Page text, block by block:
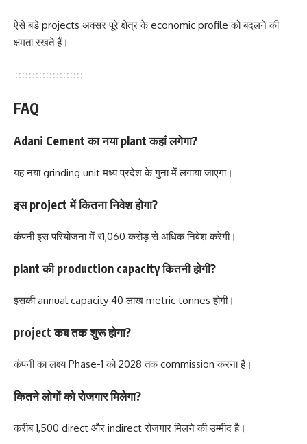
ऐसे बड़े projects अक्सर पूरे क्षेत्र के economic profile को बदलने की
क्षमता रखते हैं।
FAQ
Adani Cement का नया plant कहां लगेगा?
यह नया grinding unit मध्य प्रदेश के गुना में लगाया जाएगा।
इस project में कितना निवेश होगा?
कंपनी इस परियोजना में ₹1,060 करोड़ से अधिक निवेश करेगी।
plant की production capacity कितनी होगी?
इसकी annual capacity 40 लाख metric tonnes होगी।
project कब तक शुरू होगा?
कंपनी का लक्ष्य Phase-1 को 2028 तक commission करना है।
कितने लोगों को रोजगार मिलेगा?
करीब 1,500 direct और indirect रोजगार मिलने की उम्मीद है।